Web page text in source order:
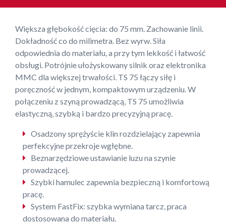
Większa głębokość cięcia: do 75 mm. Zachowanie linii.
Dokładność co do milimetra. Bez wyrw. Siła
odpowiednia do materiału, a przy tym lekkość i łatwość
obsługi. Potrójnie ułożyskowany silnik oraz elektronika
MMC dla większej trwałości. TS 75 łączy siłę i
poręczność w jednym, kompaktowym urządzeniu. W
połączeniu z szyną prowadzącą, TS 75 umożliwia
elastyczną, szybką i bardzo precyzyjną pracę.
Osadzony sprężyście klin rozdzielający zapewnia
perfekcyjne przekroje wgłębne.
Beznarzędziowe ustawianie luzu na szynie
prowadzącej.
Szybki hamulec zapewnia bezpieczną i komfortową
pracę.
System FastFix: szybka wymiana tarcz, praca
dostosowana do materiału.